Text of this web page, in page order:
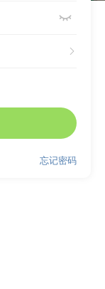


忘记密码